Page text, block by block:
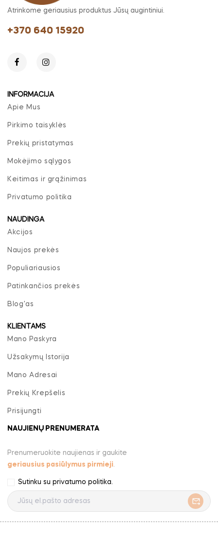
Atrinkome geriausius produktus Jūsų augintiniui.
+370 640 15920
INFORMACIJA
Apie Mus
Pirkimo taisyklės
Prekių pristatymas
Mokėjimo sąlygos
Keitimas ir grąžinimas
Privatumo politika
NAUDINGA
Akcijos
Naujos prekės
Populiariausios
Patinkančios prekės
Blog'as
KLIENTAMS
Mano Paskyra
Užsakymų Istorija
Mano Adresai
Prekių Krepšelis
Prisijungti
NAUJIENŲ PRENUMERATA
Prenumeruokite naujienas ir gaukite
geriausius pasiūlymus pirmieji.
Sutinku su privatumo politika.